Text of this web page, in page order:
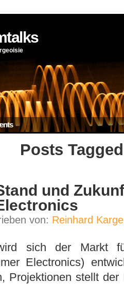
Posts
und
von: Reinhard
sich der Markt
Electronics)
Projektionen stellt der